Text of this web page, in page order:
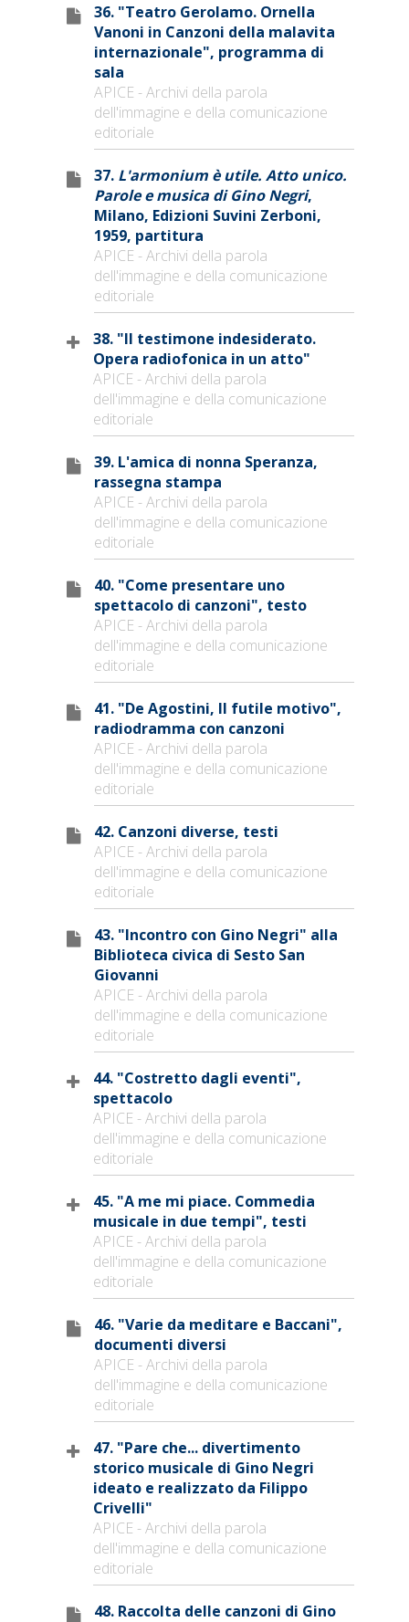
36. "Teatro Gerolamo. Ornella
Vanoni in Canzoni della malavita
internazionale", programma di
sala
APICE - Archivi della parola
dell'immagine e della comunicazione
editoriale
37. L'armonium è utile. Atto unico.
Parole e musica di Gino Negri,
Milano, Edizioni Suvini Zerboni,
1959, partitura
APICE - Archivi della parola
dell'immagine e della comunicazione
editoriale
38. "Il testimone indesiderato.
Opera radiofonica in un atto"
APICE - Archivi della parola
dell'immagine e della comunicazione
editoriale
39. L'amica di nonna Speranza,
rassegna stampa
APICE - Archivi della parola
dell'immagine e della comunicazione
editoriale
40. "Come presentare uno
spettacolo di canzoni", testo
APICE - Archivi della parola
dell'immagine e della comunicazione
editoriale
41. "De Agostini, Il futile motivo",
radiodramma con canzoni
APICE - Archivi della parola
dell'immagine e della comunicazione
editoriale
42. Canzoni diverse, testi
APICE - Archivi della parola
dell'immagine e della comunicazione
editoriale
43. "Incontro con Gino Negri" alla
Biblioteca civica di Sesto San
Giovanni
APICE - Archivi della parola
dell'immagine e della comunicazione
editoriale
44. "Costretto dagli eventi",
spettacolo
APICE - Archivi della parola
dell'immagine e della comunicazione
editoriale
45. "A me mi piace. Commedia
musicale in due tempi", testi
APICE - Archivi della parola
dell'immagine e della comunicazione
editoriale
46. "Varie da meditare e Baccani",
documenti diversi
APICE - Archivi della parola
dell'immagine e della comunicazione
editoriale
47. "Pare che... divertimento
storico musicale di Gino Negri
ideato e realizzato da Filippo
Crivelli"
APICE - Archivi della parola
dell'immagine e della comunicazione
editoriale
48. Raccolta delle canzoni di Gino